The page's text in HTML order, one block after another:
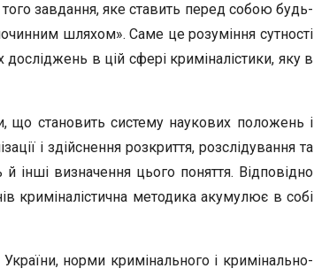
завдання, яке ставить перед собою будь-
шляхом». Саме це розуміння сутності
в цій сфері криміналістики, яку в
що становить систему наукових положень і
і здійснення розкриття, розслідування та
й інші визначення цього поняття. Відповідно
криміналістична методика акумулює в собі
норми кримінального і кримінально-